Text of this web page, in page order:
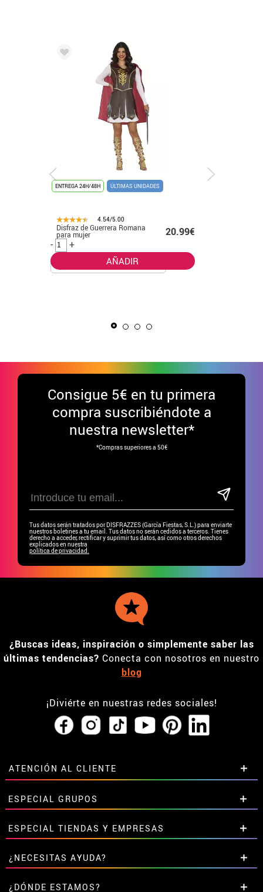
ENTREGA 24H/48H ÚLTIMAS UNIDADES
4.54/5.00
Disfraz de Guerrera Romana
para mujer
20.99€
-
+
AÑADIR
Consigue 5€ en tu primera
compra suscribiéndote a
nuestra newsletter*
*Compras superiores a 50€
Tus datos serán tratados por DISFRAZZES (García Fiestas, S.L.) para enviarte
nuestros boletines a tu email. Tus datos no serán cedidos a terceros. Tienes
derecho a acceder, rectificar y suprimir tus datos, así como otros derechos
explicados en nuestra
política de privacidad.
¿Buscas ideas, inspiración o simplemente saber las
últimas tendencias? Conecta con nosotros en nuestro
blog
¡Diviérte en nuestras redes sociales!
ATENCIÓN AL CLIENTE
• Horario tienda IBI
•Descuento estudiantes
• Sobre nosotros
• Condiciones de venta
• Aviso legal yPrivacidad
• Atencion al cliente
• Uso de Cookies
ESPECIAL GRUPOS
Descuentos especiales para grupos.
Contáctanos aquí
ESPECIAL TIENDAS Y EMPRESAS
Descuentos exclusivos para tiendas y empresas.
Contáctanos aquí
¿NECESITAS AYUDA?
Aún no he hecho mi pedido
¿DÓNDE ESTAMOS?